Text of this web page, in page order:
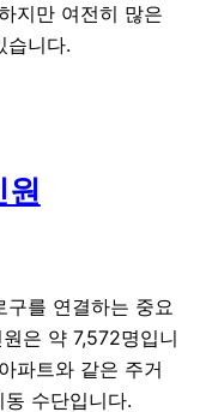
지만 여전히 많은
습니다.
구를 연결하는 중요
은 약 7,572명입니
파트와 같은 주거
수단입니다.